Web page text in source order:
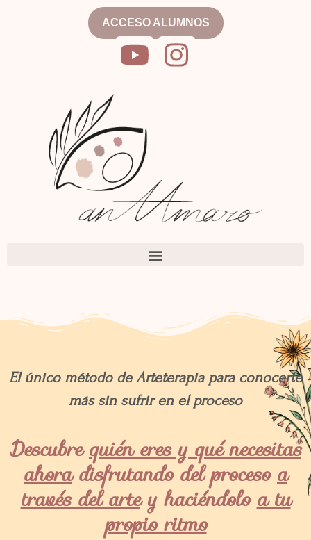
ACCESO ALUMNOS
El único método de Arteterapia para conocerte
más sin sufrir en el proceso
Descubrequién eres y qué necesitas
ahoradisfrutando del proceso a
través del artey haciéndolo a tu
propio ritmo